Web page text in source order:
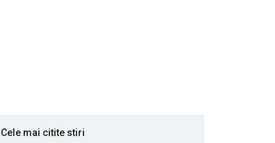
Cele mai citite stiri